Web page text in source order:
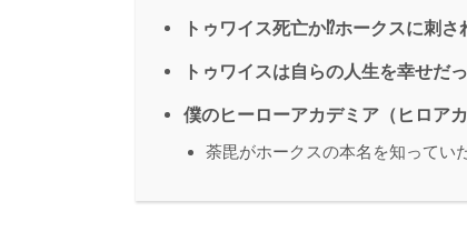
トゥワイス死亡か⁉︎ホークスに刺
トゥワイスは自らの人生を幸せだ
僕のヒーローアカデミア（ヒロア
荼毘がホークスの本名を知ってい